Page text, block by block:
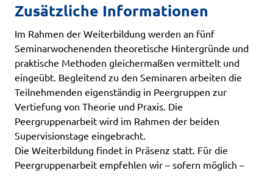
Zusätzliche Informationen
Im Rahmen der Weiterbildung werden an fünf
Seminarwochenenden theoretische Hintergründe und
praktische Methoden gleichermaßen vermittelt und
eingeübt. Begleitend zu den Seminaren arbeiten die
Teilnehmenden eigenständig in Peergruppen zur
Vertiefung von Theorie und Praxis. Die
Peergruppenarbeit wird im Rahmen der beiden
Supervisionstage eingebracht.
Die Weiterbildung findet in Präsenz statt. Für die
Peergruppenarbeit empfehlen wir – sofern möglich –